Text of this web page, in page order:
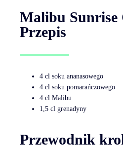
Malibu Sunrise
Przepis
4 cl soku ananasowego
4 cl soku pomarańczowego
4 cl Malibu
1,5 cl grenadyny
Przewodnik